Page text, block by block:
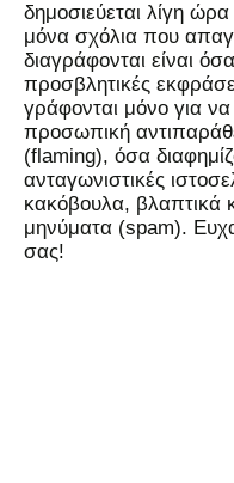
δημοσιεύεται λίγη
μόνα σχόλια που
διαγράφονται είναι
προσβλητικές
γράφονται μόνο για
προσωπική
(flaming), όσα
ανταγωνιστικές
κακόβουλα, βλαπτικά
μηνύματα (spam).
σας!